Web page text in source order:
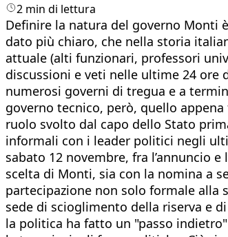
2 min di lettura
Definire la natura del governo Monti
dato più chiaro, che nella storia
attuale (alti funzionari, professori
discussioni e veti nelle ultime 24 ore
numerosi governi di tregua e a
governo tecnico, però, quello
ruolo svolto dal capo dello Stato
informali con i leader politici negli
sabato 12 novembre, fra l’annuncio
scelta di Monti, sia con la nomina a
partecipazione non solo formale alla
sede di scioglimento della riserva e
la politica ha fatto un "passo